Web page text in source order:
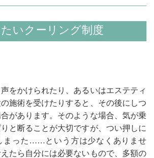
いクーリング制度
をかけられたり、あるいはエステティ
施術を受けたりすると、その後にしつ
があります。そのような場合、気が乗
と断ることが大切ですが、つい押しに
まった……という方は少なくありませ
たら自分には必要ないもので、多額の